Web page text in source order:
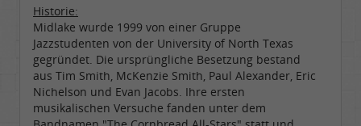
Historie:
Midlake wurde 1999 von einer Gruppe
Jazzstudenten von der University of North Texas
gegründet. Die ursprüngliche Besetzung bestand
aus Tim Smith, McKenzie Smith, Paul Alexander, Eric
Nichelson und Evan Jacobs. Ihre ersten
musikalischen Versuche fanden unter dem